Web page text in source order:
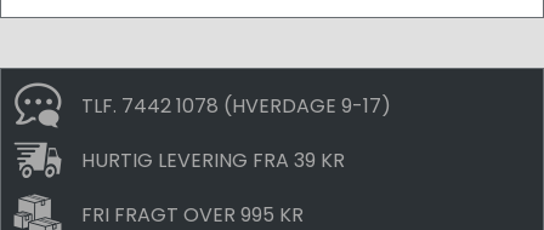
TLF. 7442 1078 (HVERDAGE 9-17)
HURTIG LEVERING FRA 39 KR
FRI FRAGT OVER 995 KR